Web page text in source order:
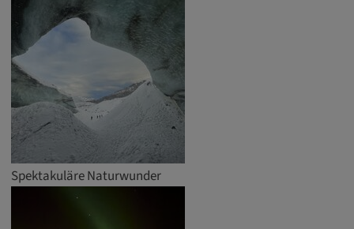
Spektakuläre Naturwunder
Name:
cookie_consent
Dieses Cookie speichert die
benutzerspezifischen Cookie-Einstellungen
Cookie Laufzeit:
1 Jahr
Externe Medien